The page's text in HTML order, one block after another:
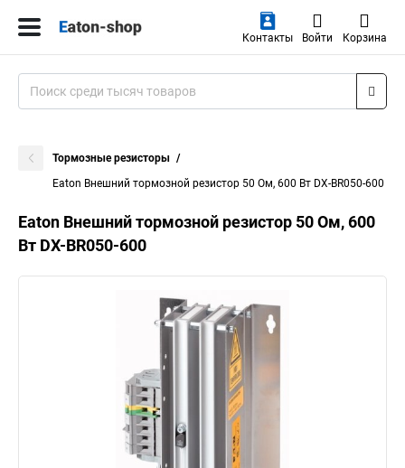
Контакты Войти Корзина
Тормозные резисторы
Eaton Внешний тормозной резистор 50 Ом, 600 Вт DX-BR050-600
Eaton Внешний тормозной резистор 50 Ом, 600
Вт DX-BR050-600